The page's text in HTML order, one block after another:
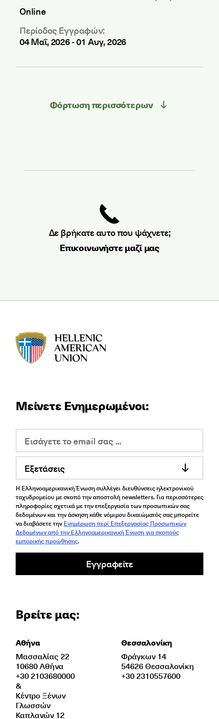
Online
Περίοδος Εγγραφών:
04 Μαΐ, 2026-01 Αυγ, 2026
Φόρτωση περισσότερων
Δε βρήκατε αυτο που ψάχνετε;
Επικοινωνήστε μαζί μας
Μείνετε Ενημερωμένοι:
Εξετάσεις
Η Ελληνοαμερικανική Ένωση συλλέγει διευθύνσεις ηλεκτρονικού
ταχυδρομείου με σκοπό την αποστολή newsletters. Για περισσότερες
πληροφορίες σχετικά με την επεξεργασία των προσωπικών σας
δεδομένων και την άσκηση κάθε νόμιμου δικαιώματός σας μπορείτε
να διαβάσετε την Ενημέρωση περί Επεξεργασίας Προσωπικών
Δεδομένων από την Ελληνοαμερικανική Ένωση για σκοπούς
εμπορικής προώθησης.
Εγγραφείτε
Βρείτε μας:
Αθήνα
Μασσαλίας 22
10680 Αθήνα
+30 2103680000
&
Κέντρο Ξένων
Γλωσσών
Καπλανών 12
Θεσσαλονίκη
Φράγκων 14
54626 Θεσσαλονίκη
+30 2310557600